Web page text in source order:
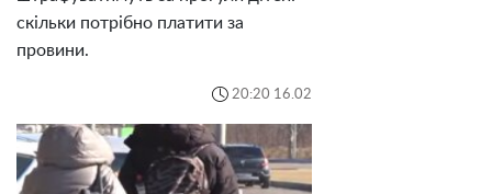
скільки потрібно платити за
провини.
20:20 16.02